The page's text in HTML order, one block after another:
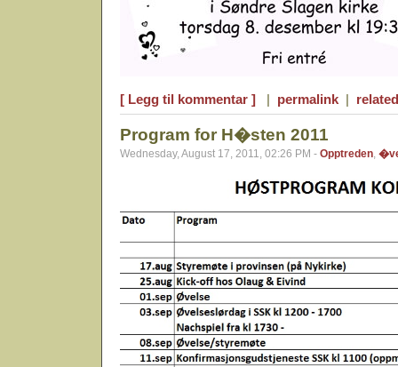
[ Legg til kommentar ] | permalink |
Program for H�sten 2011
Wednesday, August 17, 2011, 02:26 PM - Opptreden,